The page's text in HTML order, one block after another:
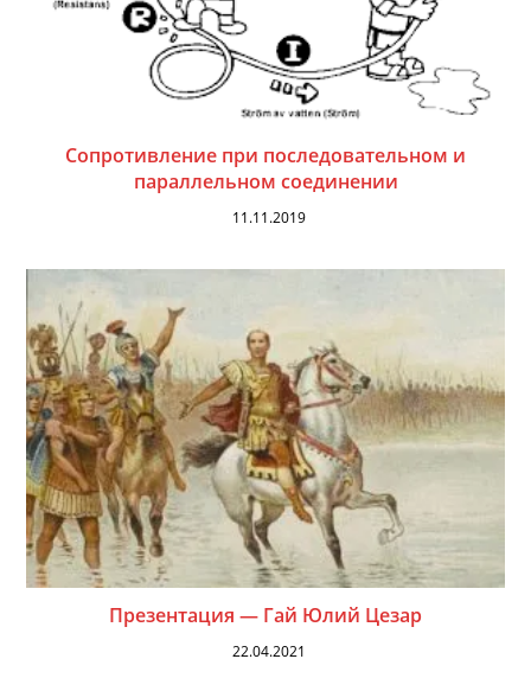
Сопротивление при последовательном и
параллельном соединении
11.11.2019
Презентация — Гай Юлий Цезар
22.04.2021